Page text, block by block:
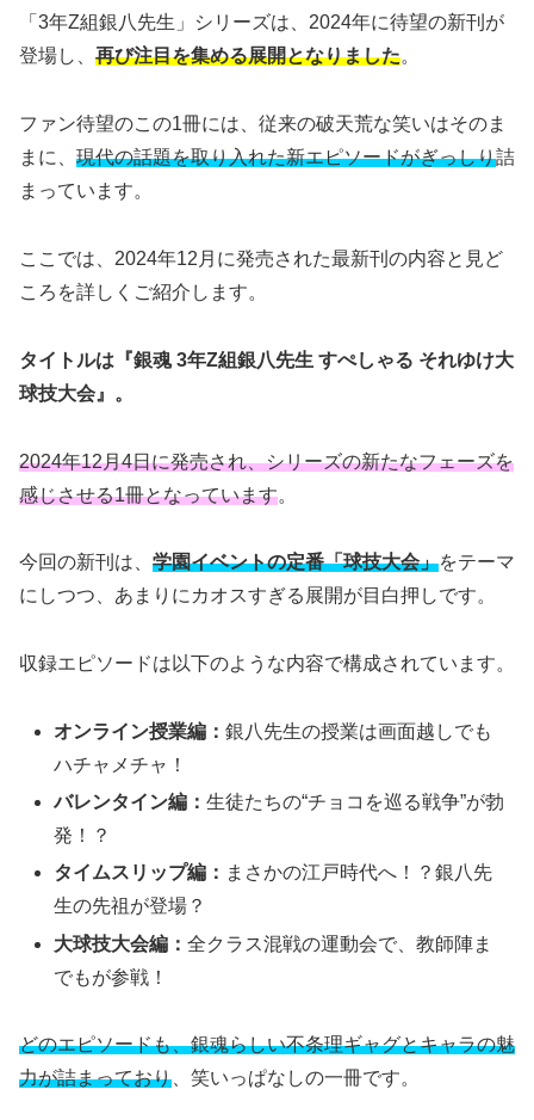
「3年Z組銀八先生」シリーズは、2024年に待望の新刊が
登場し、 再び注目を集める展開となりました。
ファン待望のこの1冊には、従来の破天荒な笑いはそのま
まに、 現代の話題を取り入れた新エピソードがぎっしり詰
まっています。
ここでは、2024年12月に発売された最新刊の内容と見ど
ころを詳しくご紹介します。
タイトルは『銀魂 3年Z組銀八先生 すぺしゃる それゆけ大
球技大会』。
2024年12月4日に発売され、シリーズの新たなフェーズを
感じさせる1冊となっています。
今回の新刊は、 学園イベントの定番「球技大会」をテーマ
にしつつ、あまりにカオスすぎる展開が目白押しです。
収録エピソードは以下のような内容で構成されています。
オンライン授業編：銀八先生の授業は画面越しでも
ハチャメチャ！
バレンタイン編：生徒たちの“チョコを巡る戦争”が勃
発！？
タイムスリップ編： まさかの江戸時代へ！？銀八先
生の先祖が登場？
大球技大会編：全クラス混戦の運動会で、教師陣ま
でもが参戦！
どのエピソードも、銀魂らしい不条理ギャグとキャラの魅
力が詰まっており、笑いっぱなしの一冊です。